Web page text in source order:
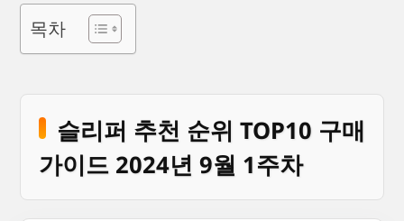
목차
슬리퍼 추천 순위 TOP10 구매
가이드 2024년 9월 1주차